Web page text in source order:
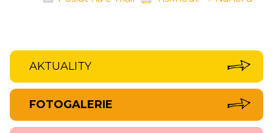
AKTUALITY
FOTOGALERIE